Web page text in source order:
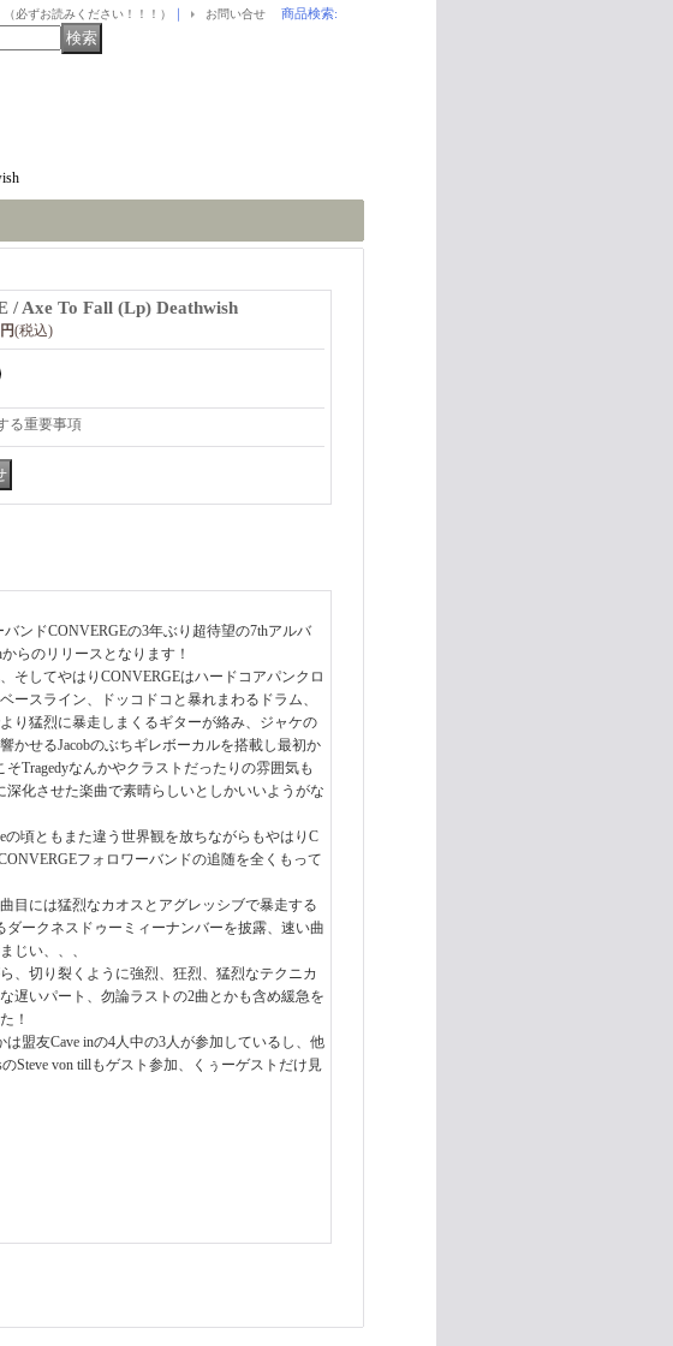
（必ずお読みください！！！） ｜ お問い合せ 商品検索:
/ Axe To Fall (Lp) Deathwish
(税込)
る重要事項
ンドCONVERGEの3年ぶり超待望の7thアルバ
らのリリースとなります！
そしてやはりCONVERGEはハードコアパンクロ
ースライン、ドッコドコと暴れまわるドラム、
り猛烈に暴走しまくるギターが絡み、ジャケの
かせるJacobのぶちギレボーカルを搭載し最初か
Tragedyなんかやクラストだったりの雰囲気も
化させた楽曲で素晴らしいとしかいいようがな
頃ともまた違う世界観を放ちながらもやはりC
フォロワーバンドの追随を全くもって
目には猛烈なカオスとアグレッシブで暴走する
ークネスドゥーミィーナンバーを披露、速い曲
じい、、、
、切り裂くように強烈、狂烈、猛烈なテクニカ
遅いパート、勿論ラストの2曲とかも含め緩急を
！
盟友Cave inの4人中の3人が参加しているし、他
のSteve von tillもゲスト参加、くぅーゲストだけ見